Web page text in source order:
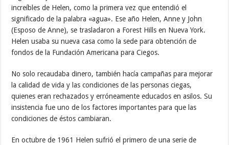
increíbles de Helen, como la primera vez que entendió el
significado de la palabra «agua». Ese año Helen, Anne y John
(Esposo de Anne), se trasladaron a Forest Hills en Nueva York.
Helen usaba su nueva casa como la sede para obtención de
fondos de la Fundación Americana para Ciegos.
No solo recaudaba dinero, también hacía campañas para mejorar
la calidad de vida y las condiciones de las personas ciegas,
quienes eran rechazados y erróneamente educados en asilos. Su
insistencia fue uno de los factores importantes para que las
condiciones de éstos cambiaran.
En octubre de 1961 Helen sufrió el primero de una serie de